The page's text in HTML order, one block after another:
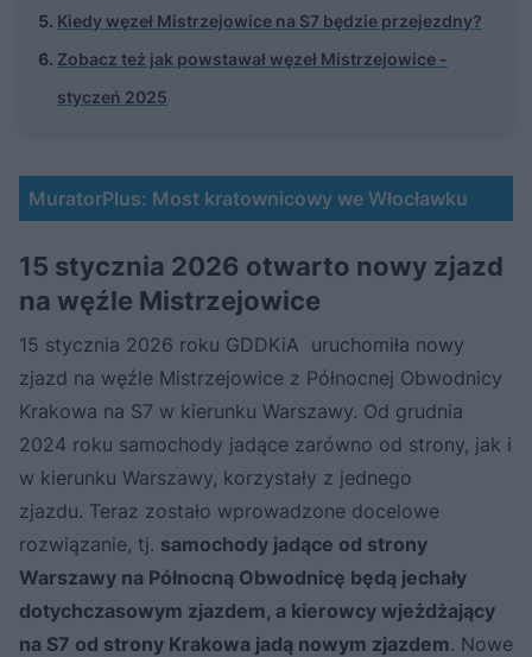
Kiedy węzeł Mistrzejowice na S7 będzie przejezdny?
Zobacz też jak powstawał węzeł Mistrzejowice -
styczeń 2025
MuratorPlus: Most kratownicowy we Włocławku
15 stycznia 2026 otwarto nowy zjazd
na węźle Mistrzejowice
15 stycznia 2026 roku GDDKiA uruchomiła nowy
zjazd na węźle Mistrzejowice z Północnej Obwodnicy
Krakowa na S7 w kierunku Warszawy. Od grudnia
2024 roku samochody jadące zarówno od strony, jak i
w kierunku Warszawy, korzystały z jednego
zjazdu. Teraz zostało wprowadzone docelowe
rozwiązanie, tj. samochody jadące od strony
Warszawy na Północną Obwodnicę będą jechały
dotychczasowym zjazdem, a kierowcy wjeżdżający
na S7 od strony Krakowa jadą nowym zjazdem. Nowe